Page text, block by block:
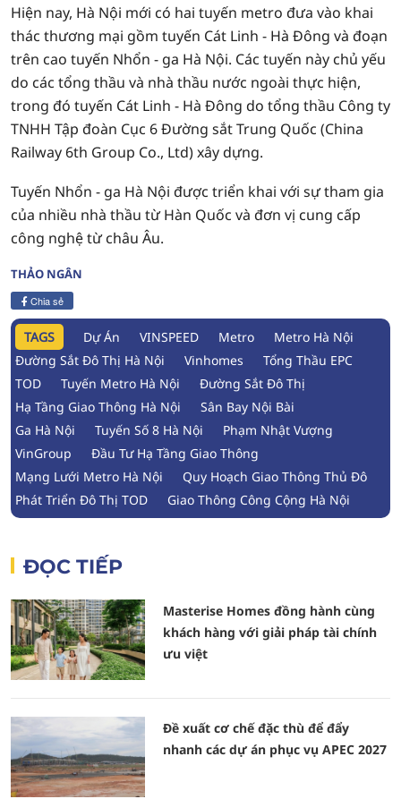
Hiện nay, Hà Nội mới có hai tuyến metro đưa vào khai
thác thương mại gồm tuyến Cát Linh - Hà Đông và đoạn
trên cao tuyến Nhổn - ga Hà Nội. Các tuyến này chủ yếu
do các tổng thầu và nhà thầu nước ngoài thực hiện,
trong đó tuyến Cát Linh - Hà Đông do tổng thầu Công ty
TNHH Tập đoàn Cục 6 Đường sắt Trung Quốc (China
Railway 6th Group Co., Ltd) xây dựng.
Tuyến Nhổn - ga Hà Nội được triển khai với sự tham gia
của nhiều nhà thầu từ Hàn Quốc và đơn vị cung cấp
công nghệ từ châu Âu.
THẢO NGÂN
Chia sẻ
TAGS Dự Án VINSPEED Metro
Metro Hà Nội
Đường Sắt Đô Thị Hà Nội
Vinhomes
Tổng Thầu EPC
TOD
Tuyến Metro Hà Nội
Đường Sắt Đô Thị
Hạ Tầng Giao Thông Hà Nội
Sân Bay Nội Bài
Ga Hà Nội
Tuyến Số 8 Hà Nội
Phạm Nhật Vượng
VinGroup
Đầu Tư Hạ Tầng Giao Thông
Mạng Lưới Metro Hà Nội
Quy Hoạch Giao Thông Thủ Đô
Phát Triển Đô Thị TOD
Giao Thông Công Cộng Hà Nội
ĐỌC TIẾP
Masterise Homes đồng hành cùng
khách hàng với giải pháp tài chính
ưu việt
Đề xuất cơ chế đặc thù để đẩy
nhanh các dự án phục vụ APEC 2027